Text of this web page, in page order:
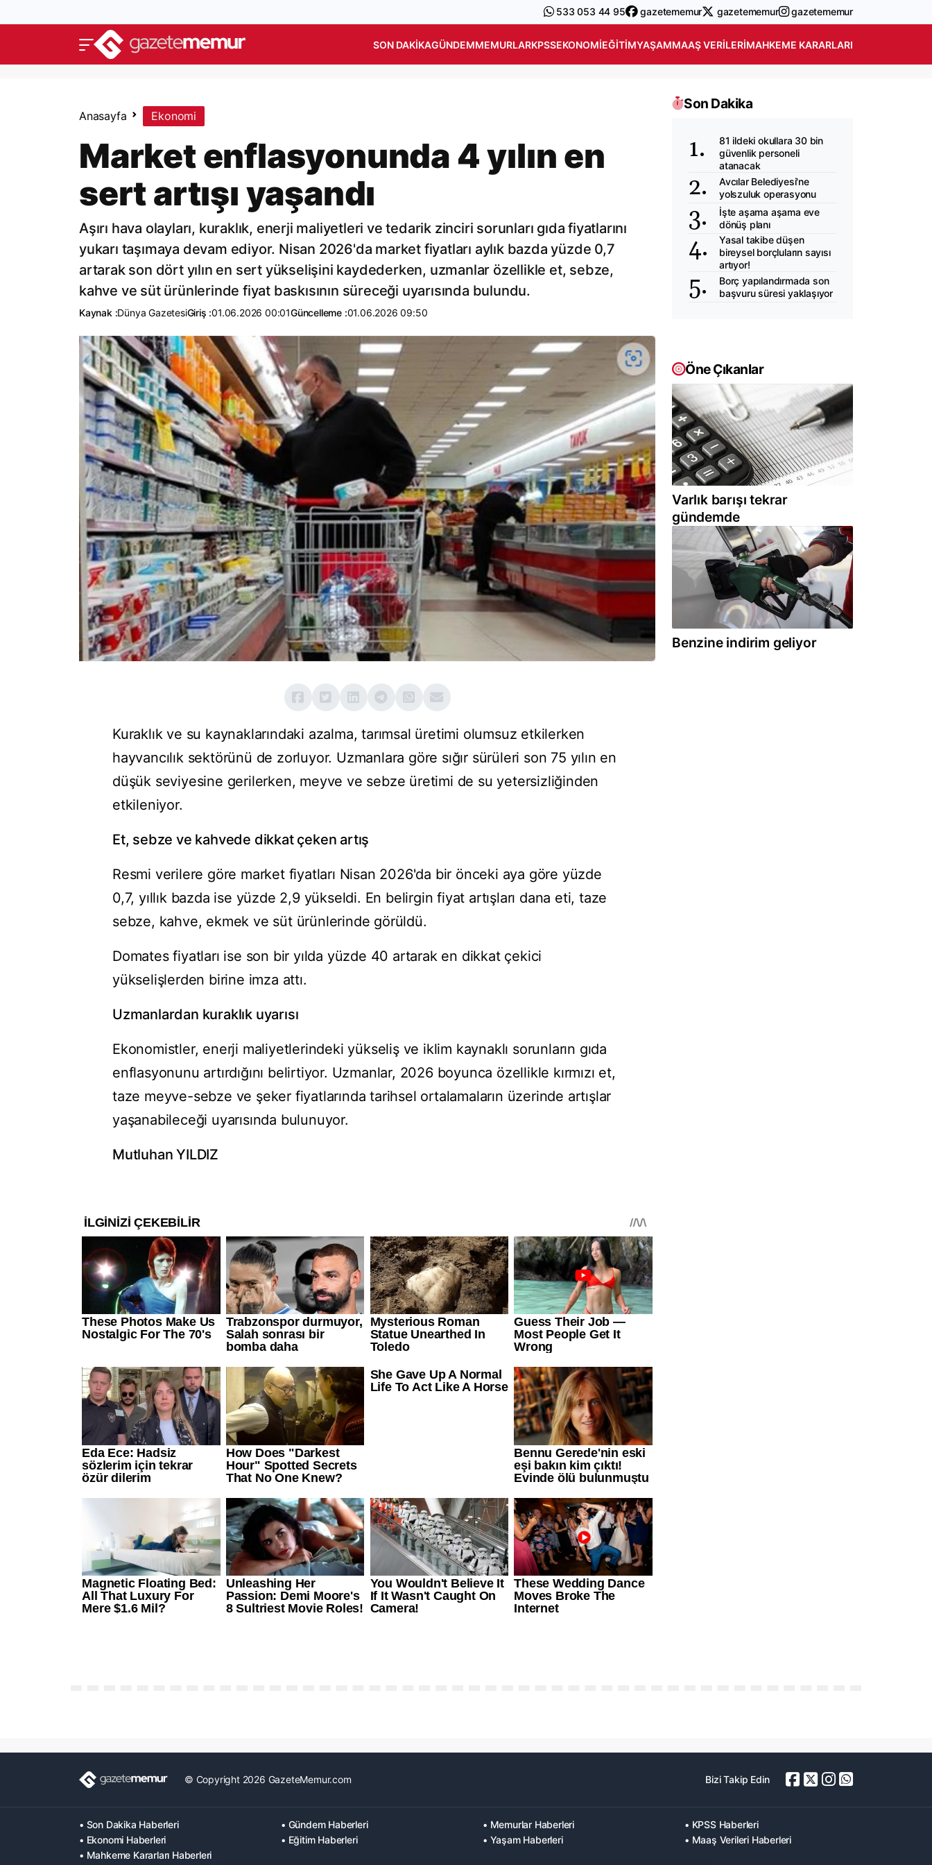
533 053 44 95 gazetememur gazetememur gazetememur
SON DAKIKAGÜNDEMMEMURLARKPSSEKONOMIEĞITIMYAŞAMMAAŞ VERILERIMAHKEME KARARLARI
Anasayfa Ekonomi
Market enflasyonunda 4 yılın en
sert artışı yaşandı
Aşırı hava olayları, kuraklık, enerji maliyetleri ve tedarik zinciri sorunları gıda fiyatlarını
yukarı taşımaya devam ediyor. Nisan 2026'da market fiyatları aylık bazda yüzde 0,7
artarak son dört yılın en sert yükselişini kaydederken, uzmanlar özellikle et, sebze,
kahve ve süt ürünlerinde fiyat baskısının süreceği uyarısında bulundu.
Kaynak :Dünya GazetesiGiriş :01.06.2026 00:01Güncelleme :01.06.2026 09:50
Kuraklık ve su kaynaklarındaki azalma, tarımsal üretimi olumsuz etkilerken
hayvancılık sektörünü de zorluyor. Uzmanlara göre sığır sürüleri son 75 yılın en
düşük seviyesine gerilerken, meyve ve sebze üretimi de su yetersizliğinden
etkileniyor.
Et, sebze ve kahvede dikkat çeken artış
Resmi verilere göre market fiyatları Nisan 2026'da bir önceki aya göre yüzde
0,7, yıllık bazda ise yüzde 2,9 yükseldi. En belirgin fiyat artışları dana eti, taze
sebze, kahve, ekmek ve süt ürünlerinde görüldü.
Domates fiyatları ise son bir yılda yüzde 40 artarak en dikkat çekici
yükselişlerden birine imza attı.
Uzmanlardan kuraklık uyarısı
Ekonomistler, enerji maliyetlerindeki yükseliş ve iklim kaynaklı sorunların gıda
enflasyonunu artırdığını belirtiyor. Uzmanlar, 2026 boyunca özellikle kırmızı et,
taze meyve-sebze ve şeker fiyatlarında tarihsel ortalamaların üzerinde artışlar
yaşanabileceği uyarısında bulunuyor.
Mutluhan YILDIZ
Son Dakika
81 ildeki okullara 30 bin
güvenlik personeli
atanacak
Avcılar Belediyesi'ne
yolszuluk operasyonu
İşte aşama aşama eve
dönüş planı
Yasal takibe düşen
bireysel borçluların sayısı
artıyor!
Borç yapılandırmada son
başvuru süresi yaklaşıyor
Öne Çıkanlar
Varlık barışı tekrar
gündemde
Benzine indirim geliyor
© Copyright 2026 GazeteMemur.com Bizi Takip Edin
• Son Dakika Haberleri • Gündem Haberleri • Memurlar Haberleri
• KPSS Haberleri
• Ekonomi Haberleri
• Eğitim Haberleri • Yaşam Haberleri
• Maaş Verileri Haberleri
• Mahkeme Kararları Haberleri